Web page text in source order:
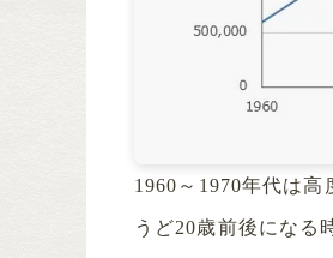
1960～1970年代は
うど20歳前後になる